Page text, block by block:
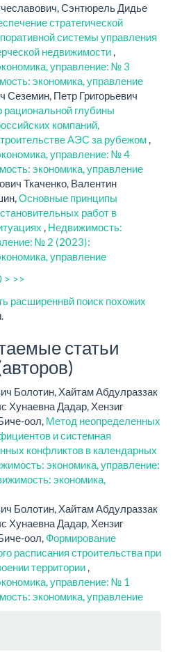
Сэнтюрель Дидье
стратегической
системы управления
недвижимости,
управление: № 3
экономика, управление
Сеземин, Петр Григорьевич
глубины
компаний,
АЭС за рубежом,
управление: № 4
экономика, управление
Ткаченко, Валентин
Основные принципы
работ в
, Недвижимость:
№ 2 (2023):
управление
> >>
расширеннвй поиск похожих
статьи
Болотин, Хайтам Абдулраззак
Хунаевна Дадар, Хензиг
оол, Метод неопределенных
и системная
конфликтов в календарных
экономика, управление:
экономика,
Болотин, Хайтам Абдулраззак
Хунаевна Дадар, Хензиг
оол, Формирование
расписания строительства при
территории
управление: № 1
экономика, управление